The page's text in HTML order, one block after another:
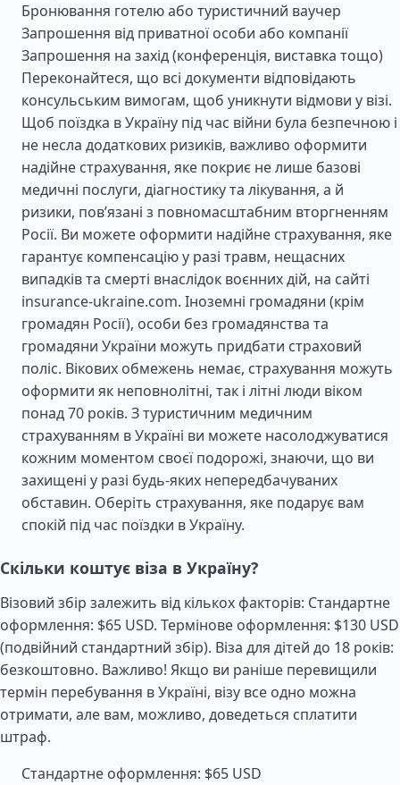
Бронювання готелю або туристичний ваучер
Запрошення від приватної особи або компанії
Запрошення на захід (конференція, виставка тощо)
Переконайтеся, що всі документи відповідають
консульським вимогам, щоб уникнути відмови у візі.
Щоб поїздка в Україну під час війни була безпечною і
не несла додаткових ризиків, важливо оформити
надійне страхування, яке покриє не лише базові
медичні послуги, діагностику та лікування, а й
ризики, пов’язані з повномасштабним вторгненням
Росії. Ви можете оформити надійне страхування, яке
гарантує компенсацію у разі травм, нещасних
випадків та смерті внаслідок воєнних дій, на сайті
insurance-ukraine.com. Іноземні громадяни (крім
громадян Росії), особи без громадянства та
громадяни України можуть придбати страховий
поліс. Вікових обмежень немає, страхування можуть
оформити як неповнолітні, так і літні люди віком
понад 70 років. З туристичним медичним
страхуванням в Україні ви можете насолоджуватися
кожним моментом своєї подорожі, знаючи, що ви
захищені у разі будь-яких непередбачуваних
обставин. Оберіть страхування, яке подарує вам
спокій під час поїздки в Україну.
Скільки коштує віза в Україну?
Візовий збір залежить від кількох факторів: Стандартне
оформлення: $65 USD. Термінове оформлення: $130 USD
(подвійний стандартний збір). Віза для дітей до 18 років:
безкоштовно. Важливо! Якщо ви раніше перевищили
термін перебування в Україні, візу все одно можна
отримати, але вам, можливо, доведеться сплатити
штраф.
Стандартне оформлення: $65 USD